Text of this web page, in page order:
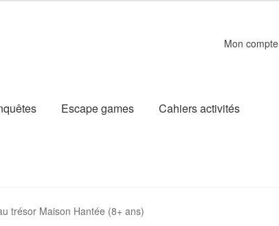
Mon compte
Escape games Cahiers activités
trésor Maison Hantée (8+ ans)